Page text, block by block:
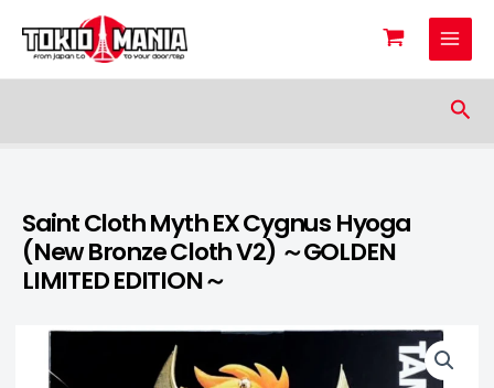
Skip to content
Saint Cloth Myth EX Cygnus Hyoga
(New Bronze Cloth V2) ～GOLDEN
LIMITED EDITION～